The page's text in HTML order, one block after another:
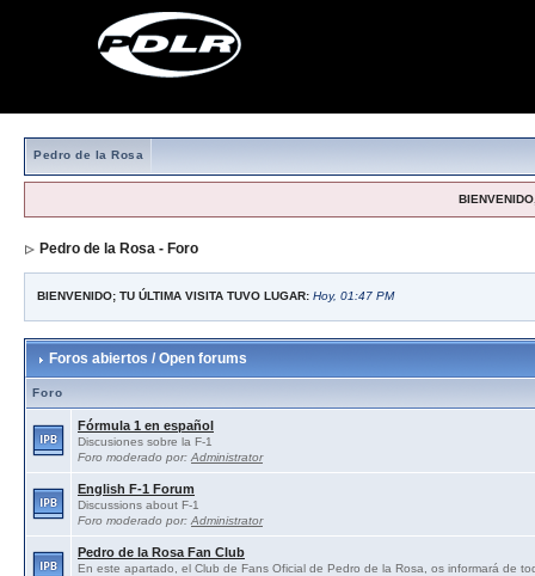
Pedro de la Rosa
Pedro de la Rosa - Foro
BIENVENIDO; TU ÚLTIMA VISITA TUVO LUGAR: Hoy, 01:47 PM
Foros abiertos / Open forums
Foro
Fórmula 1 en español
Discusiones sobre la F-1
Foro moderado por: Administrator
English F-1 Forum
Discussions about F-1
Foro moderado por: Administrator
Pedro de la Rosa Fan Club
En este apartado, el Club de Fans Oficial de Pedro de la Rosa, os informará de